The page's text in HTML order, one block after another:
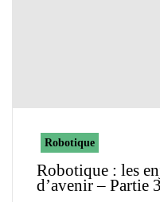
Robotique
Robotique : les
d’avenir – Partie